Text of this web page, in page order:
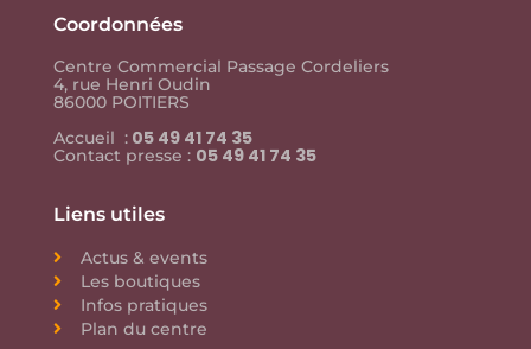
Coordonnées
Centre Commercial Passage Cordeliers
4, rue Henri Oudin
86000 POITIERS
Accueil : 05 49 41 74 35
Contact presse : 05 49 41 74 35
Liens utiles
Actus & events
Les boutiques
Infos pratiques
Plan du centre